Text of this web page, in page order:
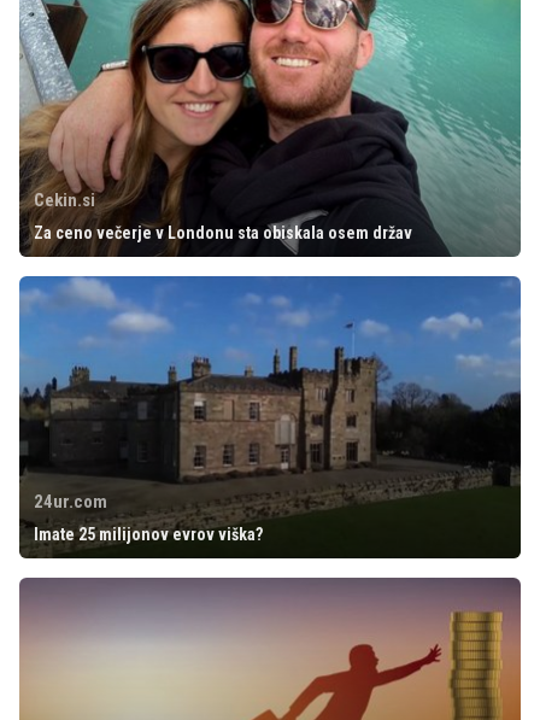
Cekin.si
Za ceno večerje v Londonu sta obiskala osem držav
24ur.com
Imate 25 milijonov evrov viška?